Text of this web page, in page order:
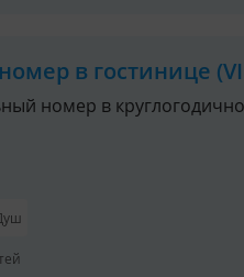
в гостинице
номер в